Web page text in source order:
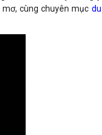
cùng chuyên mục du